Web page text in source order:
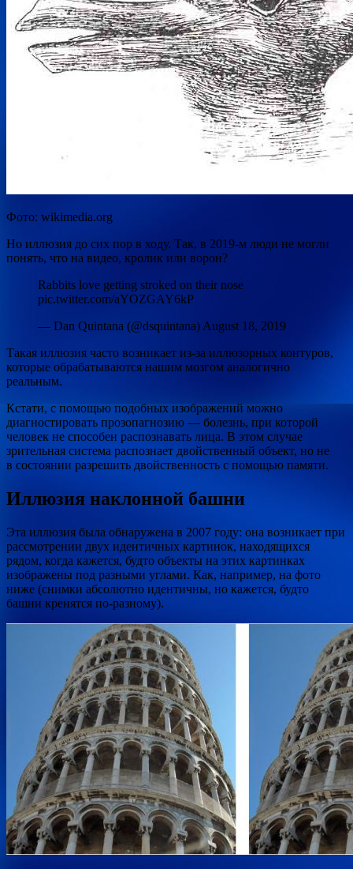
Фото: wikimedia.org
Но иллюзия до сих пор в ходу. Так, в 2019-м люди не могли
понять, что на видео, кролик или ворон?
Rabbits love getting stroked on their nose
pic.twitter.com/aYOZGAY6kP
— Dan Quintana (@dsquintana) August 18, 2019
Такая иллюзия часто возникает из-за иллюзорных контуров,
которые обрабатываются нашим мозгом аналогично
реальным.
Кстати, с помощью подобных изображений можно
диагностировать прозопагнозию — болезнь, при которой
человек не способен распознавать лица. В этом случае
зрительная система распознает двойственный объект, но не
в состоянии разрешить двойственность с помощью памяти.
Иллюзия наклонной башни
Эта иллюзия была обнаружена в 2007 году: она возникает при
рассмотрении двух идентичных картинок, находящихся
рядом, когда кажется, будто объекты на этих картинках
изображены под разными углами. Как, например, на фото
ниже (снимки абсолютно идентичны, но кажется, будто
башни кренятся по-разному).